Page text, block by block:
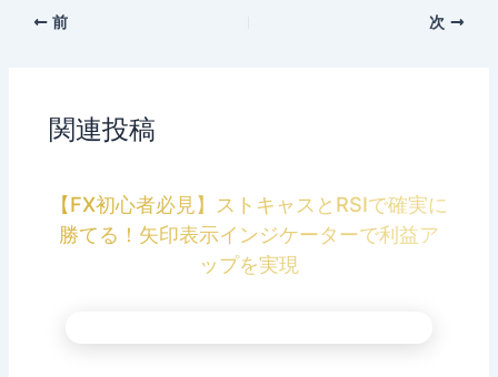
前 次
関連投稿
【FX初心者必見】ストキャスとRSIで確実に
勝てる！矢印表示インジケーターで利益ア
ップを実現